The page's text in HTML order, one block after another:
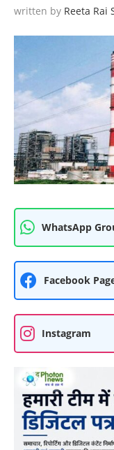
written by Reeta Rai
WhatsApp
Facebook
Instagram